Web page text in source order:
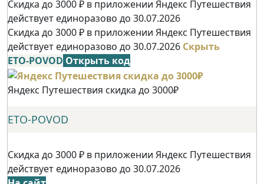
Скидка до 3000 ₽ в приложении Яндекс Путешествия
действует единоразово до 30.07.2026
Скидка до 3000 ₽ в приложении Яндекс Путешествия
действует единоразово до 30.07.2026 Скрыть
ETO-POVOD Открыть код
Яндекс Путешествия скидка до 3000₽
ETO-POVOD
Скидка до 3000 ₽ в приложении Яндекс Путешествия
действует единоразово до 30.07.2026